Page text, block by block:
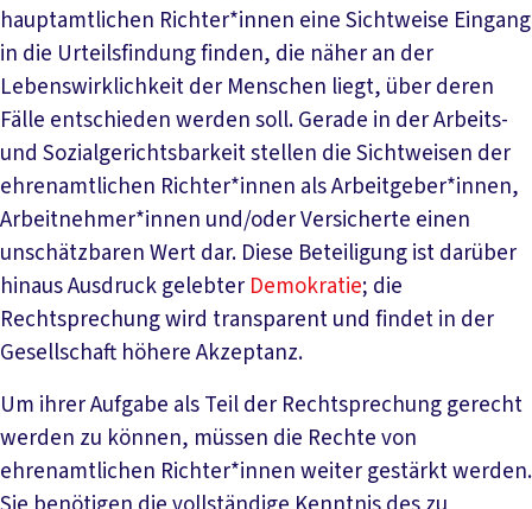
hauptamtlichen Richter*innen eine Sichtweise Eingang
in die Urteilsfindung finden, die näher an der
Lebenswirklichkeit der Menschen liegt, über deren
Fälle entschieden werden soll. Gerade in der Arbeits-
und Sozialgerichtsbarkeit stellen die Sichtweisen der
ehrenamtlichen Richter*innen als Arbeitgeber*innen,
Arbeitnehmer*innen und/oder Versicherte einen
unschätzbaren Wert dar. Diese Beteiligung ist darüber
hinaus Ausdruck gelebter Demokratie; die
Rechtsprechung wird transparent und findet in der
Gesellschaft höhere Akzeptanz.
Um ihrer Aufgabe als Teil der Rechtsprechung gerecht
werden zu können, müssen die Rechte von
ehrenamtlichen Richter*innen weiter gestärkt werden.